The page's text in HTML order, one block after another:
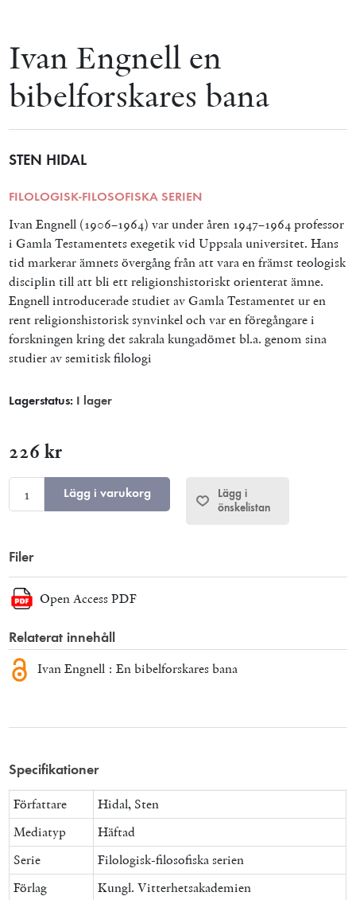
Ivan Engnell en
bibelforskares bana
STEN HIDAL
FILOLOGISK-FILOSOFISKA SERIEN
Ivan Engnell (1906–1964) var under åren 1947–1964 professor
i Gamla Testamentets exegetik vid Uppsala universitet. Hans
tid markerar ämnets övergång från att vara en främst teologisk
disciplin till att bli ett religionshistoriskt orienterat ämne.
Engnell introducerade studiet av Gamla Testamentet ur en
rent religionshistorisk synvinkel och var en föregångare i
forskningen kring det sakrala kungadömet bl.a. genom sina
studier av semitisk filologi
Lagerstatus: I lager
226 kr
Lägg i varukorg
Lägg i
önskelistan
Filer
Open Access PDF
Relaterat innehåll
Ivan Engnell : En bibelforskares bana
Specifikationer
Författare
Hidal, Sten
Mediatyp
Häftad
Serie
Filologisk-filosofiska serien
Förlag
Kungl. Vitterhetsakademien